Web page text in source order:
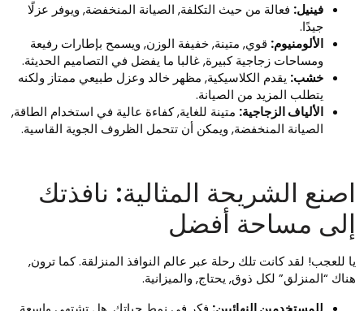
فينيل:فعالة من حيث التكلفة, الصيانة المنخفضة, ويوفر عزلًا
جيدًا.
الألومنيوم:قوي, متينة, خفيفة الوزن, ويسمح بإطارات رفيعة
ومساحات زجاجية كبيرة, غالبا ما يفضل في التصاميم الحديثة.
خشب:يقدم الكلاسيكية, مظهر خالد وعزل طبيعي ممتاز ولكنه
يتطلب المزيد من الصيانة.
الألياف الزجاجية:متينة للغاية, كفاءة عالية في استخدام الطاقة,
الصيانة المنخفضة, ويمكن أن تتحمل الظروف الجوية القاسية.
الشريحة المثالية: نافذتك
مساحة أفضل
للعجب! لقد كانت تلك رحلة عبر عالم النوافذ المنزلقة. كما ترون,
“المنزلق” لكل ذوق, يحتاج, والميزانية.